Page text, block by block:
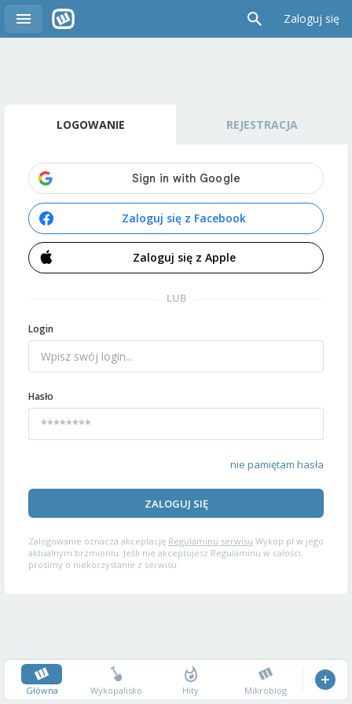
Zaloguj się
LOGOWANIE REJESTRACJA
Zaloguj się z Facebook
Zaloguj się z Apple
LUB
Login
Hasło
nie pamiętam hasła
ZALOGUJ SIĘ
Zalogowanie oznacza akceptację Regulaminu serwisu Wykop.pl w jego
aktualnym brzmieniu. Jeśli nie akceptujesz Regulaminu w całości,
prosimy o niekorzystanie z serwisu.
Główna Wykopalisko Hity Mikroblog